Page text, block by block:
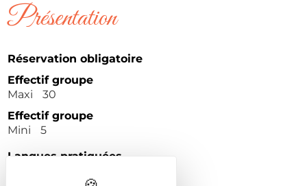
Présentation
Réservation obligatoire
Effectif groupe
Maxi
30
Effectif groupe
Mini
5
Langues pratiquées